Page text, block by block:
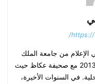
https://
الإعلام من جامعة الملك
سعود. بدأت مسيرتي الصحفية في عام 2013 مع صحيفة عكاظ حيث
في السنوات الأخيرة،